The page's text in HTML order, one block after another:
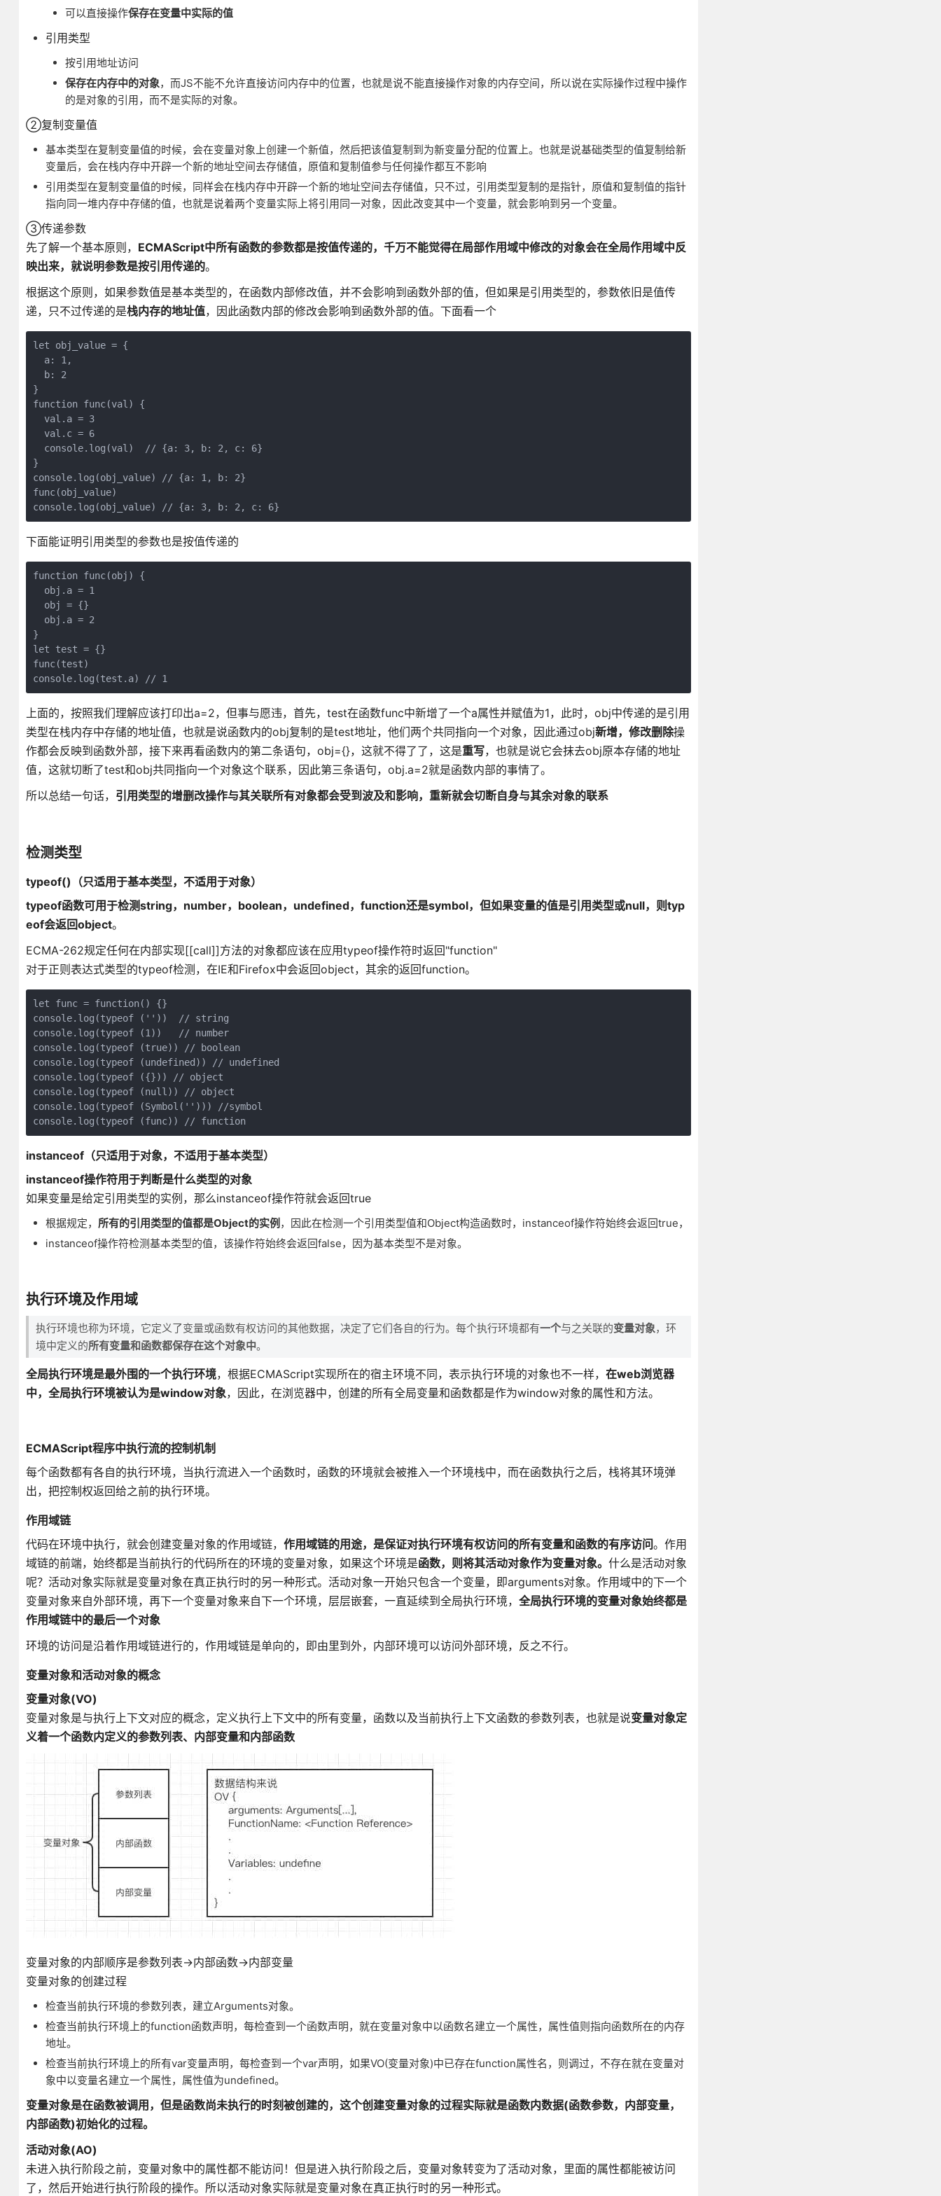
可以直接操作保存在变量中实际的值
引用类型
按引用地址访问
保存在内存中的对象，而JS不能不允许直接访问内存中的位置，也就是说不能直接操作对象的内存空间，所以说在实际操作过程中操作
的是对象的引用，而不是实际的对象。
②复制变量值
基本类型在复制变量值的时候，会在变量对象上创建一个新值，然后把该值复制到为新变量分配的位置上。也就是说基础类型的值复制给新
变量后，会在栈内存中开辟一个新的地址空间去存储值，原值和复制值参与任何操作都互不影响
引用类型在复制变量值的时候，同样会在栈内存中开辟一个新的地址空间去存储值，只不过，引用类型复制的是指针，原值和复制值的指针
指向同一堆内存中存储的值，也就是说着两个变量实际上将引用同一对象，因此改变其中一个变量，就会影响到另一个变量。
③传递参数
先了解一个基本原则， ECMAScript中所有函数的参数都是按值传递的，千万不能觉得在局部作用域中修改的对象会在全局作用域中反
映出来，就说明参数是按引用传递的。
根据这个原则，如果参数值是基本类型的，在函数内部修改值，并不会影响到函数外部的值，但如果是引用类型的，参数依旧是值传
递，只不过传递的是栈内存的地址值，因此函数内部的修改会影响到函数外部的值。下面看一个
let obj_value = {
  a: 1,
  b: 2
}
function func(val) {
  val.a = 3
  val.c = 6
  console.log(val)  // {a: 3, b: 2, c: 6}
}
console.log(obj_value) // {a: 1, b: 2}
func(obj_value)
console.log(obj_value) // {a: 3, b: 2, c: 6}
下面能证明引用类型的参数也是按值传递的
function func(obj) {
  obj.a = 1
  obj = {}
  obj.a = 2
}
let test = {}
func(test)
console.log(test.a) // 1
上面的，按照我们理解应该打印出a=2，但事与愿违，首先，test在函数func中新增了一个a属性并赋值为1，此时，obj中传递的是引用
类型在栈内存中存储的地址值，也就是说函数内的obj复制的是test地址，他们两个共同指向一个对象，因此通过obj新增，修改删除操
作都会反映到函数外部，接下来再看函数内的第二条语句，obj={}，这就不得了了，这是重写，也就是说它会抹去obj原本存储的地址
值，这就切断了test和obj共同指向一个对象这个联系，因此第三条语句，obj.a=2就是函数内部的事情了。
所以总结一句话， 引用类型的增删改操作与其关联所有对象都会受到波及和影响，重新就会切断自身与其余对象的联系
检测类型
typeof()（只适用于基本类型，不适用于对象）
typeof函数可用于检测string，number，boolean，undefined，function还是symbol，但如果变量的值是引用类型或null，则typ
eof会返回object。
ECMA-262规定任何在内部实现[[call]]方法的对象都应该在应用typeof操作符时返回"function"
对于正则表达式类型的typeof检测，在IE和Firefox中会返回object，其余的返回function。
let func = function() {}
console.log(typeof (''))  // string
console.log(typeof (1))   // number
console.log(typeof (true)) // boolean
console.log(typeof (undefined)) // undefined
console.log(typeof ({})) // object
console.log(typeof (null)) // object
console.log(typeof (Symbol(''))) //symbol
console.log(typeof (func)) // function
instanceof（只适用于对象，不适用于基本类型）
instanceof操作符用于判断是什么类型的对象
如果变量是给定引用类型的实例，那么instanceof操作符就会返回true
根据规定， 所有的引用类型的值都是Object的实例 ，因此在检测一个引用类型值和Object构造函数时，instanceof操作符始终会返回true，
instanceof操作符检测基本类型的值，该操作符始终会返回false，因为基本类型不是对象。
执行环境及作用域
执行环境也称为环境，它定义了变量或函数有权访问的其他数据，决定了它们各自的行为。每个执行环境都有一个与之关联的变量对象，环
境中定义的所有变量和函数都保存在这个对象中。
全局执行环境是最外围的一个执行环境，根据ECMAScript实现所在的宿主环境不同，表示执行环境的对象也不一样， 在web浏览器
中，全局执行环境被认为是window对象，因此，在浏览器中，创建的所有全局变量和函数都是作为window对象的属性和方法。
ECMAScript程序中执行流的控制机制
每个函数都有各自的执行环境，当执行流进入一个函数时，函数的环境就会被推入一个环境栈中，而在函数执行之后，栈将其环境弹
出，把控制权返回给之前的执行环境。
作用域链
代码在环境中执行，就会创建变量对象的作用域链， 作用域链的用途，是保证对执行环境有权访问的所有变量和函数的有序访问。作用
域链的前端，始终都是当前执行的代码所在的环境的变量对象，如果这个环境是函数，则将其活动对象作为变量对象。 什么是活动对象
呢？活动对象实际就是变量对象在真正执行时的另一种形式。活动对象一开始只包含一个变量，即arguments对象。作用域中的下一个
变量对象来自外部环境，再下一个变量对象来自下一个环境，层层嵌套，一直延续到全局执行环境， 全局执行环境的变量对象始终都是
作用域链中的最后一个对象
环境的访问是沿着作用域链进行的，作用域链是单向的，即由里到外，内部环境可以访问外部环境，反之不行。
变量对象和活动对象的概念
变量对象(VO)
变量对象是与执行上下文对应的概念，定义执行上下文中的所有变量，函数以及当前执行上下文函数的参数列表，也就是说变量对象定
义着一个函数内定义的参数列表、内部变量和内部函数
变量对象的内部顺序是参数列表->内部函数->内部变量
变量对象的创建过程
检查当前执行环境的参数列表，建立Arguments对象。
检查当前执行环境上的function函数声明，每检查到一个函数声明，就在变量对象中以函数名建立一个属性，属性值则指向函数所在的内存
地址。
检查当前执行环境上的所有var变量声明，每检查到一个var声明，如果VO(变量对象)中已存在function属性名，则调过，不存在就在变量对
象中以变量名建立一个属性，属性值为undefined。
变量对象是在函数被调用，但是函数尚未执行的时刻被创建的，这个创建变量对象的过程实际就是函数内数据(函数参数，内部变量，
内部函数)初始化的过程。
活动对象(AO)
未进入执行阶段之前，变量对象中的属性都不能访问！但是进入执行阶段之后，变量对象转变为了活动对象，里面的属性都能被访问
了，然后开始进行执行阶段的操作。所以活动对象实际就是变量对象在真正执行时的另一种形式。